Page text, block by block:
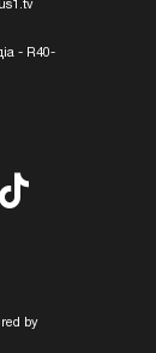
- R40-
by